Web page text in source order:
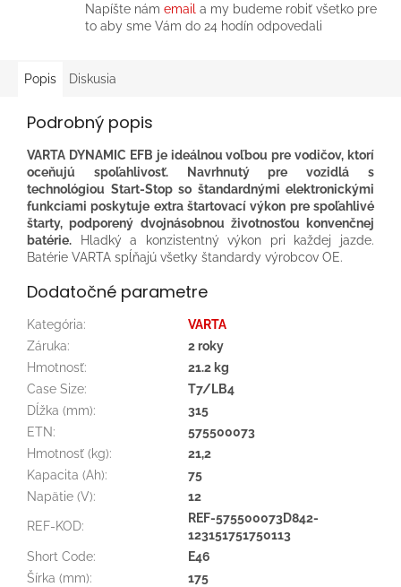
Napíšte nám email a my budeme robiť všetko pre
to aby sme Vám do 24 hodín odpovedali
Popis Diskusia
Podrobný popis
VARTA DYNAMIC EFB je ideálnou voľbou pre vodičov, ktorí
oceňujú spoľahlivosť. Navrhnutý pre vozidlá s
technológiou Start-Stop so štandardnými elektronickými
funkciami poskytuje extra štartovací výkon pre spoľahlivé
štarty, podporený dvojnásobnou životnosťou konvenčnej
batérie. Hladký a konzistentný výkon pri každej jazde.​
Batérie VARTA spĺňajú všetky štandardy výrobcov OE.​
Dodatočné parametre
Kategória:
VARTA
Záruka:
2 roky
Hmotnosť:
21.2 kg
Case Size:
T7/LB4
Dĺžka (mm):
315
ETN:
575500073
Hmotnosť (kg):
21,2
Kapacita (Ah):
75
Napätie (V): 12
REF-KOD:
REF-575500073D842-
123151751750113
Short Code:
E46
Šírka (mm):
175